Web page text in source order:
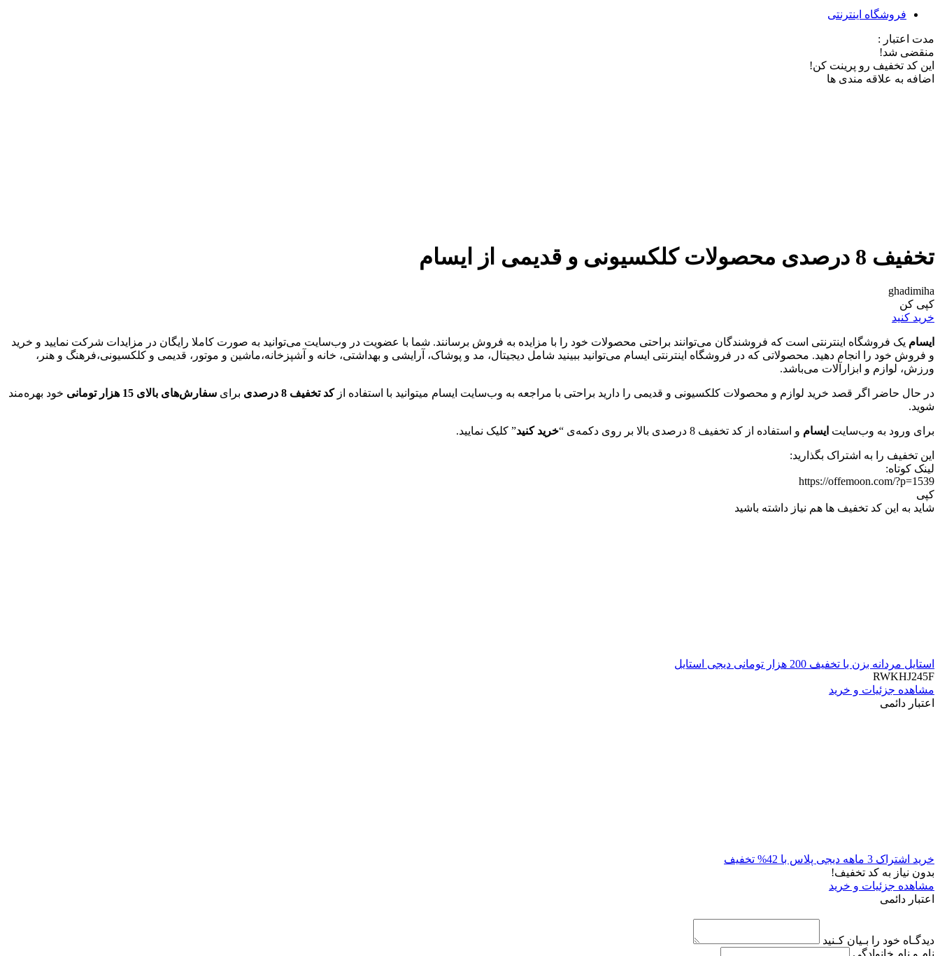
فروشگاه اینترنتی
مدت اعتبار :
منقضی شد!
این کد تخفیف رو پرینت کن!
اضافه به علاقه مندی ها
تخفیف 8 درصدی محصولات کلکسیونی و قدیمی از ایسام
ghadimiha
کپی کن
خرید کنید
ایسام یک فروشگاه اینترنتی است که فروشندگان می‌توانند براحتی محصولات خود را با مزایده به فروش برسانند. شما با عضویت در وب‌سایت می‌توانید به صورت کاملا رایگان در مزایدات شرکت نمایید و خرید
و فروش خود را انجام دهید. محصولاتی که در فروشگاه اینترنتی ایسام می‌توانید ببینید شامل دیجیتال، مد و پوشاک، آرایشی و بهداشتی، خانه و آشپزخانه،ماشین و موتور، قدیمی و کلکسیونی،فرهنگ و هنر،
ورزش، لوازم و ابزارآلات می‌باشد.
در حال حاضر اگر قصد خرید لوازم و محصولات کلکسیونی و قدیمی را دارید براحتی با مراجعه به وب‌سایت ایسام میتوانید با استفاده ازکد تخفیف 8 درصدی برای سفارش‌های بالای 15 هزار تومانی
خود بهره‌مند
شوید.
برای ورود به وب‌سایت ایسام و استفاده از کد تخفیف 8 درصدی بالا بر روی دکمه‌ی “ خرید کنید” کلیک نمایید.
این تخفیف را به اشتراک بگذارید:
لینک کوتاه:
https://offemoon.com/?p=1539
کپی
شاید به این کد تخفیف ها هم نیاز داشته باشید
استایل مردانه بزن با تخفیف 200 هزار تومانی دیجی استایل
RWKHJ245F
مشاهده جزئیات و خرید
اعتبار دائمی
خرید اشتراک 3 ماهه دیجی پلاس با 42% تخفیف
بدون نیاز به کد تخفیف!
مشاهده جزئیات و خرید
اعتبار دائمی
دیدگـاه خود را بـیان کـنید
نام و نام خانوادگی